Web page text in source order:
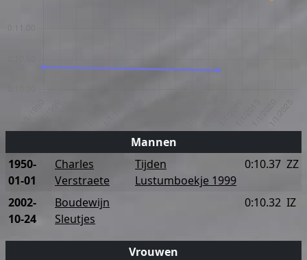
Mannen
1950-
01-01
Charles
Verstraete
Tijden
Lustumboekje 1999
0:10.37 ZZ
2002-
10-24
Boudewijn
Sleutjes
0:10.32 IZ
Vrouwen